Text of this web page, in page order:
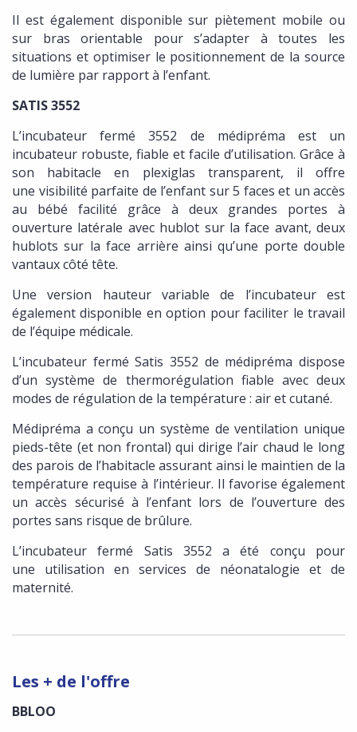
Il est également disponible sur piètement mobile ou
sur bras orientable pour s’adapter à toutes les
situations et optimiser le positionnement de la source
de lumière par rapport à l’enfant.
SATIS 3552
L’incubateur fermé 3552 de médipréma est un
incubateur robuste, fiable et facile d’utilisation. Grâce à
son habitacle en plexiglas transparent, il offre
une visibilité parfaite de l’enfant sur 5 faces et un accès
au bébé facilité grâce à deux grandes portes à
ouverture latérale avec hublot sur la face avant, deux
hublots sur la face arrière ainsi qu’une porte double
vantaux côté tête.
Une version hauteur variable de l’incubateur est
également disponible en option pour faciliter le travail
de l’équipe médicale.
L’incubateur fermé Satis 3552 de médipréma dispose
d’un système de thermorégulation fiable avec deux
modes de régulation de la température : air et cutané.
Médipréma a conçu un système de ventilation unique
pieds-tête (et non frontal) qui dirige l’air chaud le long
des parois de l’habitacle assurant ainsi le maintien de la
température requise à l’intérieur. Il favorise également
un accès sécurisé à l’enfant lors de l’ouverture des
portes sans risque de brûlure.
L’incubateur fermé Satis 3552 a été conçu pour
une utilisation en services de néonatalogie et de
maternité.
Les + de l'offre
BBLOO